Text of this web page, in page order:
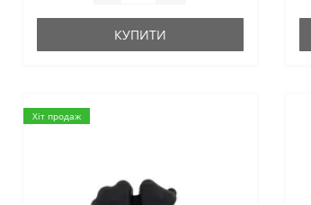
КУПИТИ
Хіт продаж